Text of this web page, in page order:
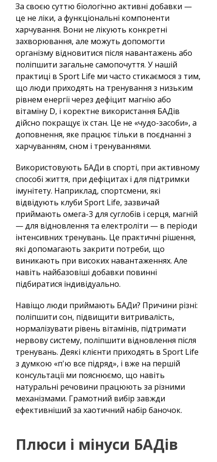
За своєю суттю біологічно активні добавки —
це не ліки, а функціональні компоненти
харчування. Вони не лікують конкретні
захворювання, але можуть допомогти
організму відновитися після навантажень або
поліпшити загальне самопочуття. У нашій
практиці в Sport Life ми часто стикаємося з тим,
що люди приходять на тренування з низьким
рівнем енергії через дефіцит магнію або
вітаміну D, і коректне використання БАДів
дійсно покращує їх стан. Це не «чудо-засоби», а
доповнення, яке працює тільки в поєднанні з
харчуванням, сном і тренуваннями.
Використовують БАДи в спорті, при активному
способі життя, при дефіцитах і для підтримки
імунітету. Наприклад, спортсмени, які
відвідують клуби Sport Life, зазвичай
приймають омега-3 для суглобів і серця, магній
— для відновлення та електроліти — в періоди
інтенсивних тренувань. Це практичні рішення,
які допомагають закрити потреби, що
виникають при високих навантаженнях. Але
навіть найбазовіші добавки повинні
підбиратися індивідуально.
Навіщо люди приймають БАДи? Причини різні:
поліпшити сон, підвищити витривалість,
нормалізувати рівень вітамінів, підтримати
нервову систему, поліпшити відновлення після
тренувань. Деякі клієнти приходять в Sport Life
з думкою «п'ю все підряд», і вже на першій
консультації ми пояснюємо, що навіть
натуральні речовини працюють за різними
механізмами. Грамотний вибір завжди
ефективніший за хаотичний набір баночок.
Плюси і мінуси БАДів